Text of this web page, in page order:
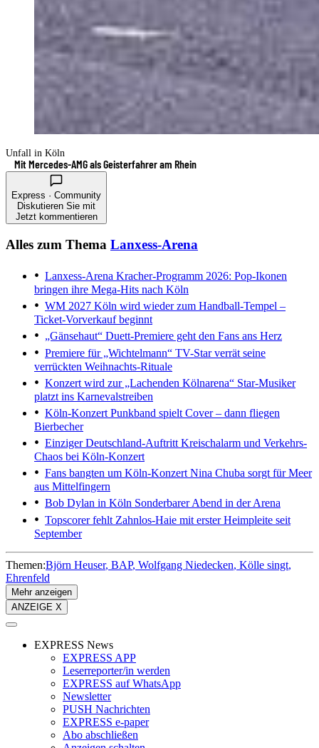
Unfall in Köln
Mit Mercedes-AMG als Geisterfahrer am Rhein
Express · Community
Diskutieren Sie mit
Jetzt kommentieren
Alles zum Thema Lanxess-Arena
Lanxess-Arena Kracher-Programm 2026: Pop-Ikonen
bringen ihre Mega-Hits nach Köln
WM 2027 Köln wird wieder zum Handball-Tempel –
Ticket-Vorverkauf beginnt
„Gänsehaut“ Duett-Premiere geht den Fans ans Herz
Premiere für „Wichtelmann“ TV-Star verrät seine
verrückten Weihnachts-Rituale
Konzert wird zur „Lachenden Kölnarena“ Star-Musiker
platzt ins Karnevalstreiben
Köln-Konzert Punkband spielt Cover – dann fliegen
Bierbecher
Einziger Deutschland-Auftritt Kreischalarm und Verkehrs-
Chaos bei Köln-Konzert
Fans bangten um Köln-Konzert Nina Chuba sorgt für Meer
aus Mittelfingern
Bob Dylan in Köln Sonderbarer Abend in der Arena
Topscorer fehlt Zahnlos-Haie mit erster Heimpleite seit
September
Themen:Björn Heuser BAP Wolfgang Niedecken Kölle singt
Ehrenfeld
Mehr anzeigen
ANZEIGE X
EXPRESS News
EXPRESS APP
Leserreporter/in werden
EXPRESS auf WhatsApp
Newsletter
PUSH Nachrichten
EXPRESS e-paper
Abo abschließen